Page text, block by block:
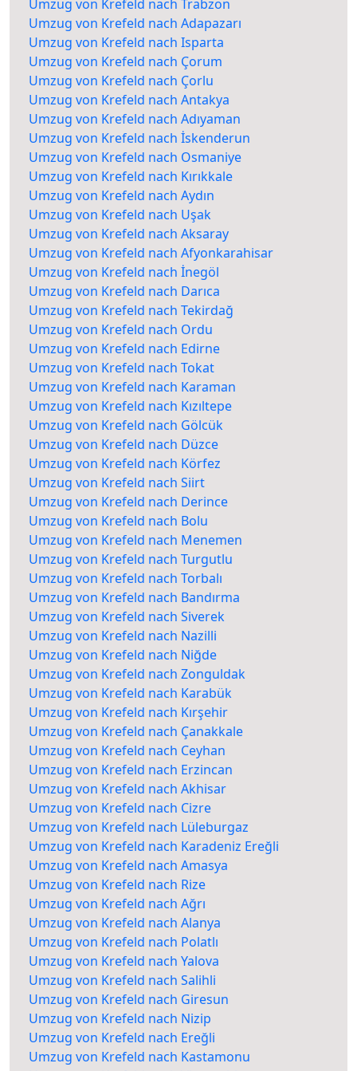
Umzug von Krefeld nach Trabzon
Umzug von Krefeld nach Adapazarı
Umzug von Krefeld nach Isparta
Umzug von Krefeld nach Çorum
Umzug von Krefeld nach Çorlu
Umzug von Krefeld nach Antakya
Umzug von Krefeld nach Adıyaman
Umzug von Krefeld nach İskenderun
Umzug von Krefeld nach Osmaniye
Umzug von Krefeld nach Kırıkkale
Umzug von Krefeld nach Aydın
Umzug von Krefeld nach Uşak
Umzug von Krefeld nach Aksaray
Umzug von Krefeld nach Afyonkarahisar
Umzug von Krefeld nach İnegöl
Umzug von Krefeld nach Darıca
Umzug von Krefeld nach Tekirdağ
Umzug von Krefeld nach Ordu
Umzug von Krefeld nach Edirne
Umzug von Krefeld nach Tokat
Umzug von Krefeld nach Karaman
Umzug von Krefeld nach Kızıltepe
Umzug von Krefeld nach Gölcük
Umzug von Krefeld nach Düzce
Umzug von Krefeld nach Körfez
Umzug von Krefeld nach Siirt
Umzug von Krefeld nach Derince
Umzug von Krefeld nach Bolu
Umzug von Krefeld nach Menemen
Umzug von Krefeld nach Turgutlu
Umzug von Krefeld nach Torbalı
Umzug von Krefeld nach Bandırma
Umzug von Krefeld nach Siverek
Umzug von Krefeld nach Nazilli
Umzug von Krefeld nach Niğde
Umzug von Krefeld nach Zonguldak
Umzug von Krefeld nach Karabük
Umzug von Krefeld nach Kırşehir
Umzug von Krefeld nach Çanakkale
Umzug von Krefeld nach Ceyhan
Umzug von Krefeld nach Erzincan
Umzug von Krefeld nach Akhisar
Umzug von Krefeld nach Cizre
Umzug von Krefeld nach Lüleburgaz
Umzug von Krefeld nach Karadeniz Ereğli
Umzug von Krefeld nach Amasya
Umzug von Krefeld nach Rize
Umzug von Krefeld nach Ağrı
Umzug von Krefeld nach Alanya
Umzug von Krefeld nach Polatlı
Umzug von Krefeld nach Yalova
Umzug von Krefeld nach Salihli
Umzug von Krefeld nach Giresun
Umzug von Krefeld nach Nizip
Umzug von Krefeld nach Ereğli
Umzug von Krefeld nach Kastamonu